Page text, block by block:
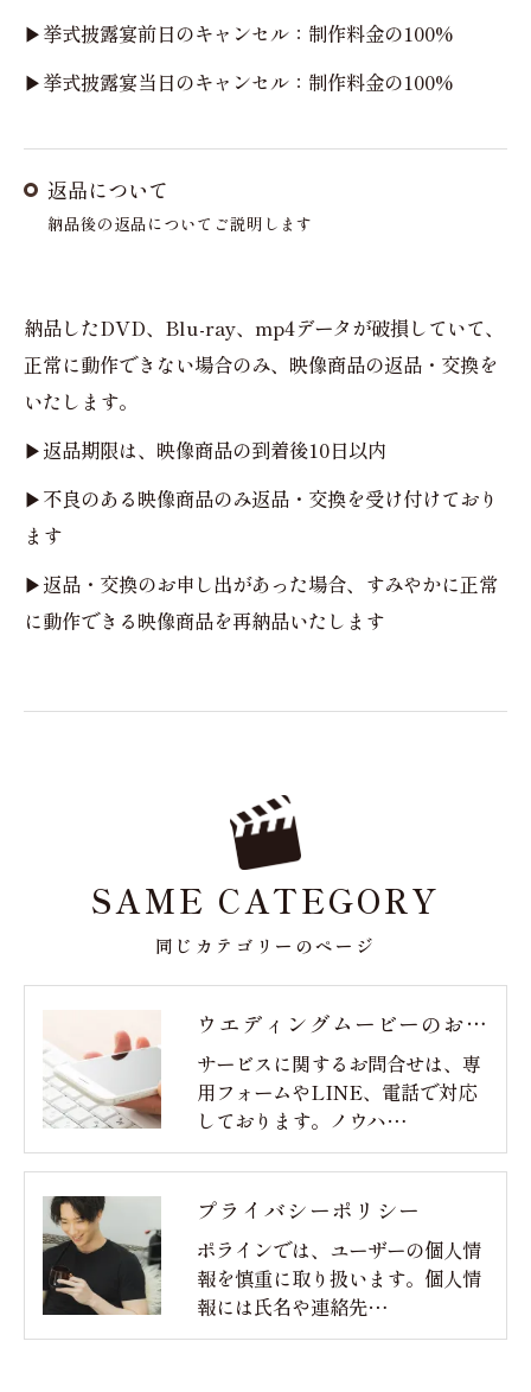
▶挙式披露宴前日のキャンセル：制作料金の100%
▶挙式披露宴当日のキャンセル：制作料金の100%
返品について
納品後の返品についてご説明します
納品したDVD、Blu-ray、mp4データが破損していて、
正常に動作できない場合のみ、映像商品の返品・交換を
いたします。
▶返品期限は、映像商品の到着後10日以内
▶不良のある映像商品のみ返品・交換を受け付けており
ます
▶返品・交換のお申し出があった場合、すみやかに正常
に動作できる映像商品を再納品いたします
同じカテゴリーのページ
SAME CATEGORY
ウエディングムービーのお問合せ
サービスに関するお問合せは、専
用フォームやLINE、電話で対応
しております。ノウハ…
プライバシーポリシー
ポラインでは、ユーザーの個人情
報を慎重に取り扱います。個人情
報には氏名や連絡先…